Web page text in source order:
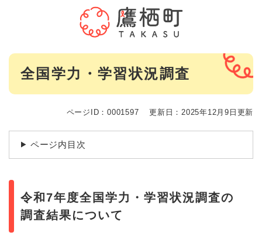
メニューを飛ばして本文へ
本
全国学力・学習状況調査
ページID：0001597 更新日：2025年12月9日更新
ページ内目次
令和7年度全国学力・学習状況調査の
調査結果について